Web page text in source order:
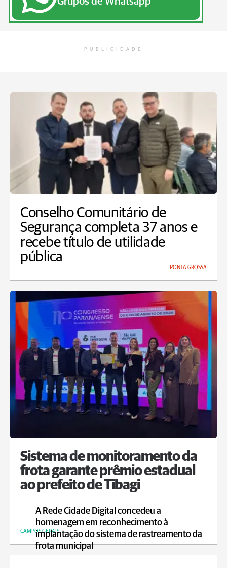
PUBLICIDADE
Conselho Comunitário de
Segurança completa 37 anos e
recebe título de utilidade
pública
PONTA GROSSA
Sistema de monitoramento da
frota garante prêmio estadual
ao prefeito de Tibagi
A Rede Cidade Digital concedeu a
homenagem em reconhecimento à
implantação do sistema de rastreamento da
frota municipal
CAMPOS GERAIS